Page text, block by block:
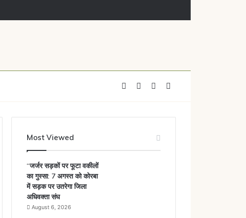
Facebook YouTube
Most Viewed
“जर्जर सड़कों पर फूटा वकीलों
का गुस्सा: 7 अगस्त को कोरबा
में सड़क पर उतरेगा जिला
अधिवक्ता संघ
August 6, 2026